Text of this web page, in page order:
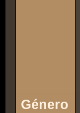
Género